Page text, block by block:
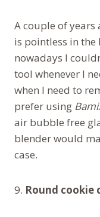
A couple of years
is pointless in
nowadays I
tool whenever I
when I need to
prefer using
air bubble free
blender would
case.
9. Round cookie